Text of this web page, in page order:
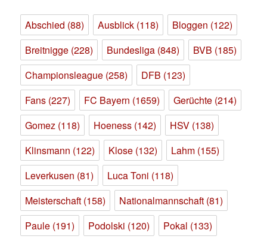
Abschied (88) Ausblick (118) Bloggen (122)
Breitnigge (228) Bundesliga (848) BVB (185)
Championsleague (258) DFB (123)
Fans (227) FC Bayern (1659) Gerüchte (214)
Gomez (118) Hoeness (142) HSV (138)
Klinsmann (122) Klose (132) Lahm (155)
Leverkusen (81) Luca Toni (118)
Meisterschaft (158) Nationalmannschaft (81)
Paule (191) Podolski (120) Pokal (133)